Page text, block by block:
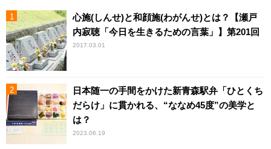
心施(しんせ)と和顔施(わがんせ)とは？【瀬戸
内寂聴「今日を生きるための言葉」】第201回
2017.03.01
日本随一の手間をかけた新青森駅弁「ひとくち
だらけ」に貫かれる、“ななめ45度”の美学と
は？
2023.06.19